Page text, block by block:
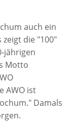
auch ein
zeigt die "100"
jährigen
Motto
AWO ist
Damals